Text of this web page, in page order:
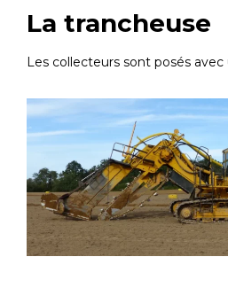
La trancheuse
Les collecteurs sont posés avec